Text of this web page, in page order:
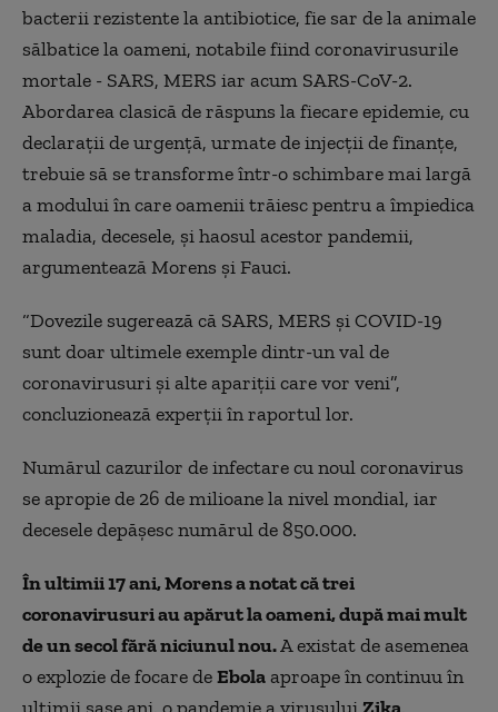
bacterii rezistente la antibiotice, fie sar de la animale
sălbatice la oameni, notabile fiind coronavirusurile
mortale - SARS, MERS iar acum SARS-CoV-2.
Abordarea clasică de răspuns la fiecare epidemie, cu
declarații de urgență, urmate de injecții de finanțe,
trebuie să se transforme într-o schimbare mai largă
a modului în care oamenii trăiesc pentru a împiedica
maladia, decesele, și haosul acestor pandemii,
argumentează Morens și Fauci.
“Dovezile sugerează că SARS, MERS și COVID-19
sunt doar ultimele exemple dintr-un val de
coronavirusuri și alte apariții care vor veni”,
concluzionează experții în raportul lor.
Numărul cazurilor de infectare cu noul coronavirus
se apropie de 26 de milioane la nivel mondial, iar
decesele depășesc numărul de 850.000.
În ultimii 17 ani, Morens a notat că trei
coronavirusuri au apărut la oameni, după mai mult
de un secol fără niciunul nou.A existat de asemenea
o explozie de focare deEbolaaproape în continuu în